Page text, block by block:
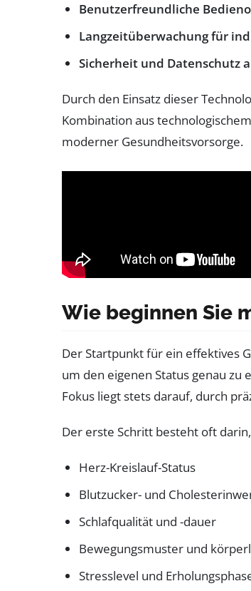
Benutzerfreundliche
Langzeitüberwachung für
Sicherheit und Datenschutz
Durch den Einsatz dieser
Kombination aus
moderner Gesundheitsvorsorge.
Wie beginnen Sie
Der Startpunkt für ein effektives
um den eigenen Status genau
Fokus liegt stets darauf, durch
Der erste Schritt besteht oft
Herz-Kreislauf-Status
Blutzucker- und
Schlafqualität und -dauer
Bewegungsmuster und
Stresslevel und